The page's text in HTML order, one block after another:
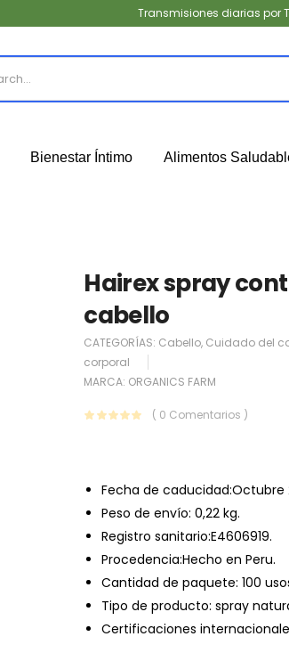
Transmisiones diarias por
Bienestar Íntimo Alimentos
Hairex spray
cabello
CATEGORÍAS: Cabello, Cuidado del
corporal
MARCA: ORGANICS FARM
( 0 Comentarios )
Fecha de caducidad:Octubre
Peso de envío: 0,22 kg.
Registro sanitario:E4606919.
Procedencia:Hecho en Peru.
Cantidad de paquete: 100
Tipo de producto: spray
Certificaciones